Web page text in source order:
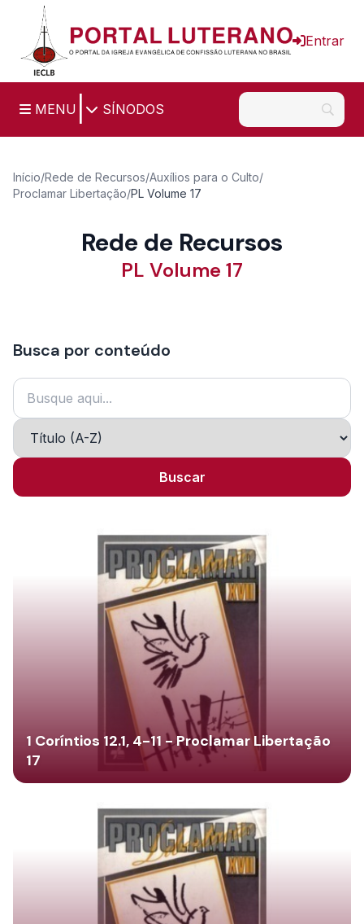
Ir para o conteúdo principal
Entrar
MENU SÍNODOS
Início/Rede de Recursos/Auxílios para o Culto/
Proclamar Libertação/PL Volume 17
Rede de Recursos
PL Volume 17
Busca por conteúdo
Buscar
1 Coríntios 12.1, 4-11 - Proclamar Libertação
17